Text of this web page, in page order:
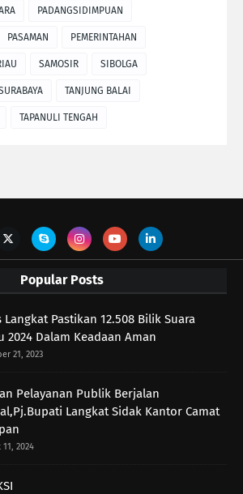
PADANGSIDIMPUAN
PASAMAN PEMERINTAHAN
SAMOSIR SIBOLGA
TANJUNG BALAI
TAPANULI TENGAH
Popular Posts
Langkat Pastikan 12.508 Bilik Suara
2024 Dalam Keadaan Aman
21, 2023
Pelayanan Publik Berjalan
Langkat Sidak Kantor Camat
2024